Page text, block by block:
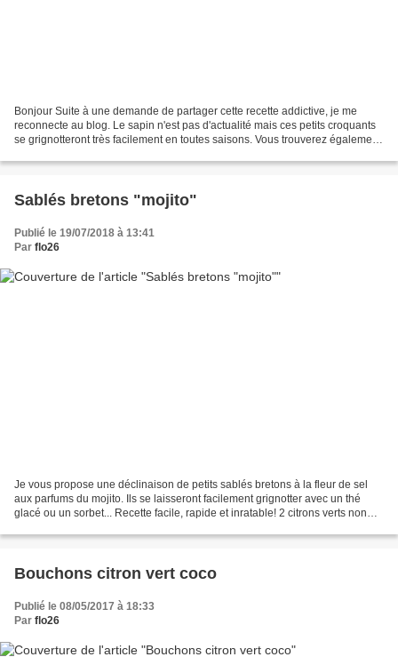
Bonjour Suite à une demande de partager cette recette addictive, je me
reconnecte au blog. Le sapin n'est pas d'actualité mais ces petits croquants
se grignotteront très facilement en toutes saisons. Vous trouverez également
Sablés bretons "mojito"
Publié le 19/07/2018 à 13:41
Par flo26
Je vous propose une déclinaison de petits sablés bretons à la fleur de sel
aux parfums du mojito. Ils se laisseront facilement grignotter avec un thé
glacé ou un sorbet... Recette facile, rapide et inratable! 2 citrons verts non
Bouchons citron vert coco
Publié le 08/05/2017 à 18:33
Par flo26